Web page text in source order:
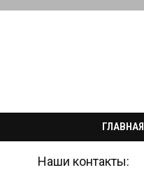
ГЛАВНАЯ
Наши контакты: